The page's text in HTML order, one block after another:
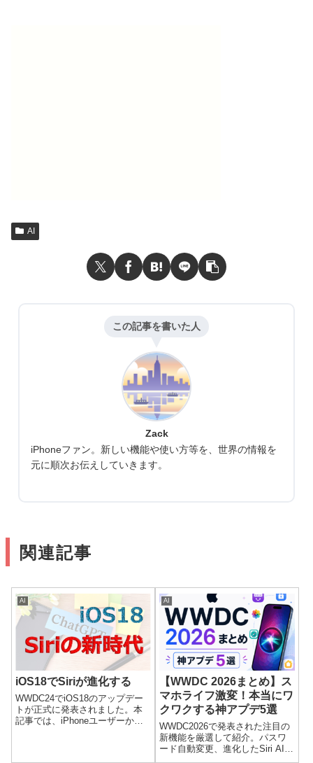
AI
この記事を書いた人
Zack
iPhoneファン。新しい機能や使い方等を、世界の情報を
元に順次お伝えしていきます。
関連記事
AI
iOS18でSiriが進化する
WWDC24でiOS18のアップデー
トが正式に発表されました。本
記事では、iPhoneユーザーから
AI
【WWDC 2026まとめ】ス
マホライフ激変！本当にワ
クワクする神アプデ5選
WWDC2026で発表された注目の
新機能を厳選して紹介。パスワ
ード自動変更、進化したSiri AI、
写真の空間リフレーム、Safariの